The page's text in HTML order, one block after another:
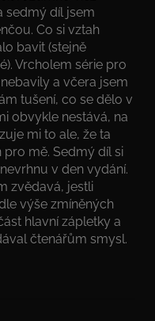
sedmý díl jsem
Co si vztah
bavit (stejně
Vrcholem série pro
a včera jsem
tušení, co se dělo v
obvykle nestává, na
mi to ale, že ta
mě. Sedmý díl si
v den vydání.
zvědavá, jestli
výše zmíněných
hlavní zápletky a
čtenářům smysl.